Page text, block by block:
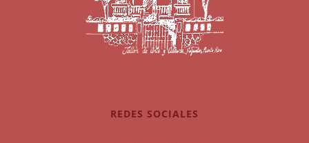
REDES SOCIALES